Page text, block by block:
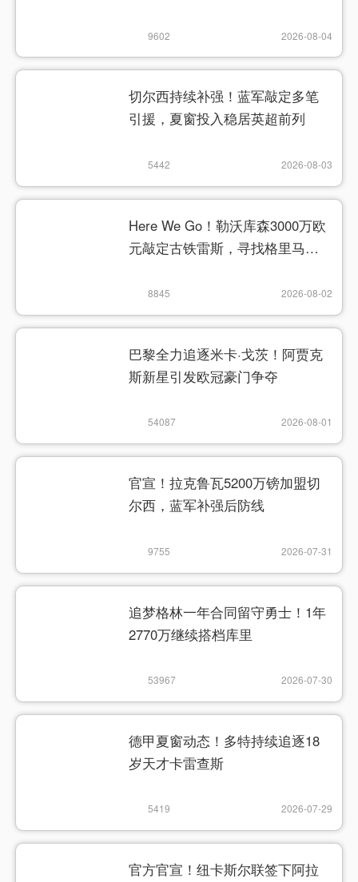
9602 2026-08-04
切尔西持续补强！蓝军敲定多笔
引援，夏窗投入稳居英超前列
5442 2026-08-03
Here We Go！勒沃库森3000万欧
元敲定古铁雷斯，寻找格里马尔
8845 2026-08-02
巴黎全力追逐米卡·戈茨！阿贾克
斯新星引发欧冠豪门争夺
54087 2026-08-01
官宣！拉克鲁瓦5200万镑加盟切
尔西，蓝军补强后防线
9755 2026-07-31
追梦格林一年合同留守勇士！1年
2770万继续搭档库里
53967 2026-07-30
德甲夏窗动态！多特持续追逐18
岁天才卡雷查斯
5419 2026-07-29
官方官宣！纽卡斯尔联签下阿拉